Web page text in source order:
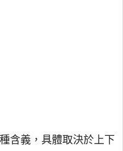
含義，具體取決於上下